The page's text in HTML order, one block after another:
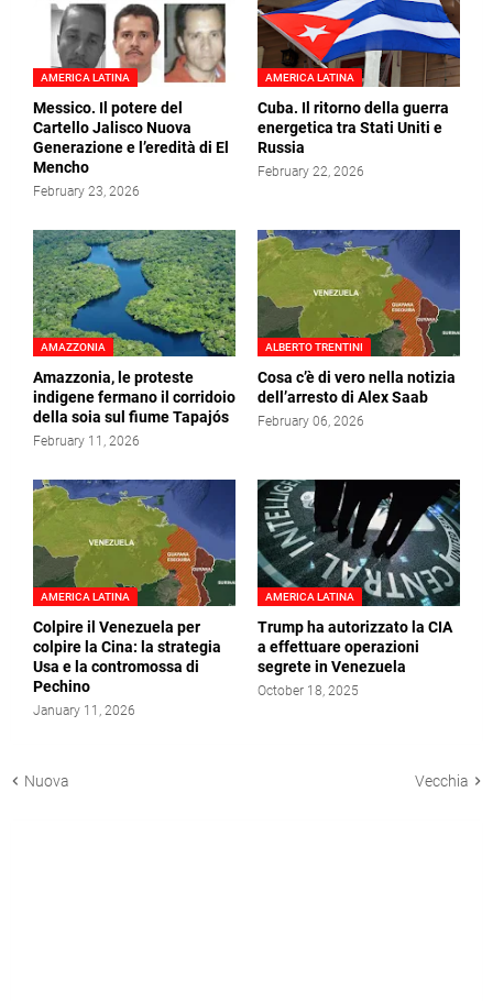
AMERICA LATINA
Messico. Il potere del
Cartello Jalisco Nuova
Generazione e l’eredità di El
Mencho
February 23, 2026
AMERICA LATINA
Cuba. Il ritorno della guerra
energetica tra Stati Uniti e
Russia
February 22, 2026
AMAZZONIA
Amazzonia, le proteste
indigene fermano il corridoio
della soia sul fiume Tapajós
February 11, 2026
ALBERTO TRENTINI
Cosa c’è di vero nella notizia
dell’arresto di Alex Saab
February 06, 2026
AMERICA LATINA
Colpire il Venezuela per
colpire la Cina: la strategia
Usa e la contromossa di
Pechino
January 11, 2026
AMERICA LATINA
Trump ha autorizzato la CIA
a effettuare operazioni
segrete in Venezuela
October 18, 2025
Nuova Vecchia